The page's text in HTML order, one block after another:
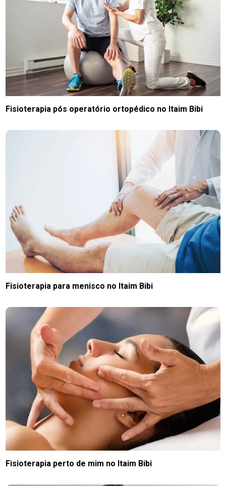
Fisioterapia pós operatório ortopédico no Itaim Bibi
Fisioterapia para menisco no Itaim Bibi
Fisioterapia perto de mim no Itaim Bibi